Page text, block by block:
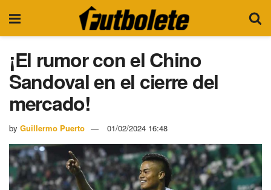
¡El rumor con el Chino
Sandoval en el cierre del
mercado!
by Guillermo Puerto 01/02/2024 16:48